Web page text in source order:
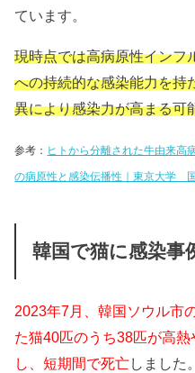
ています。
現時点では高病原性インフ
への持続的な感染能力を持
異により感染力が高まる可
参考： ヒトから分離された牛由来高
の病原性と感染伝播性｜東京大学
韓国で猫に感染事
2023年7月、韓国ソウル市
た猫40匹のうち38匹が高
し、短期間で死亡しました